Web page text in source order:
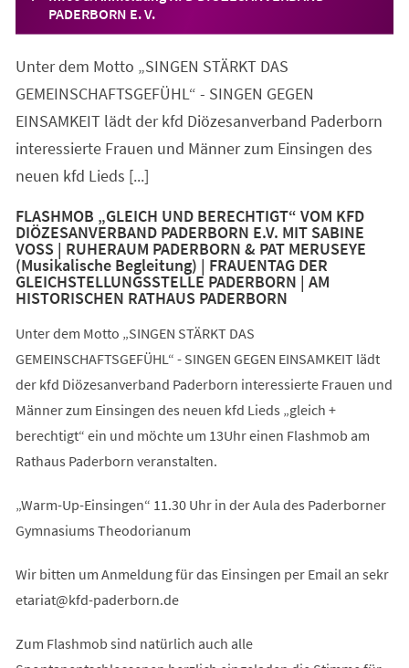
PADERBORN E. V.
(Öffnet
in
neuen
Tab)
Unter dem Motto „SINGEN STÄRKT DAS
GEMEINSCHAFTSGEFÜHL“ - SINGEN GEGEN
EINSAMKEIT lädt der kfd Diözesanverband Paderborn
interessierte Frauen und Männer zum Einsingen des
neuen kfd Lieds [...]
FLASHMOB „GLEICH UND BERECHTIGT“ VOM KFD
DIÖZESANVERBAND PADERBORN E.V. MIT SABINE
VOSS | RUHERAUM PADERBORN & PAT MERUSEYE
(Musikalische Begleitung) | FRAUENTAG DER
GLEICHSTELLUNGSSTELLE PADERBORN | AM
HISTORISCHEN RATHAUS PADERBORN
Unter dem Motto „SINGEN STÄRKT DAS
GEMEINSCHAFTSGEFÜHL“ - SINGEN GEGEN EINSAMKEIT lädt
der kfd Diözesanverband Paderborn interessierte Frauen und
Männer zum Einsingen des neuen kfd Lieds „gleich +
berechtigt“ ein und möchte um 13Uhr einen Flashmob am
Rathaus Paderborn veranstalten.
„Warm-Up-Einsingen“ 11.30 Uhr in der Aula des Paderborner
Gymnasiums Theodorianum
Wir bitten um Anmeldung für das Einsingen per Email an sekr
etariat
kfd-paderborn de
Zum Flashmob sind natürlich auch alle